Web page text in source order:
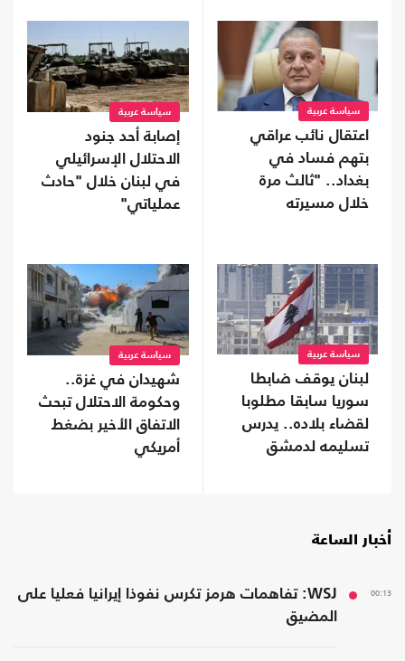
سياسة عربية
اعتقال نائب عراقي
بتهم فساد في
بغداد.. "ثالث مرة
خلال مسيرته
سياسة عربية
إصابة أحد جنود
الاحتلال الإسرائيلي
في لبنان خلال "حادث
عملياتي"
سياسة عربية
لبنان يوقف ضابطا
سوريا سابقا مطلوبا
لقضاء بلاده.. يدرس
تسليمه لدمشق
سياسة عربية
شهيدان في غزة..
وحكومة الاحتلال تبحث
الاتفاق الأخير بضغط
أمريكي
أخبار الساعة
00:13
WSJ: تفاهمات هرمز تكرس نفوذا إيرانيا فعليا على
المضيق